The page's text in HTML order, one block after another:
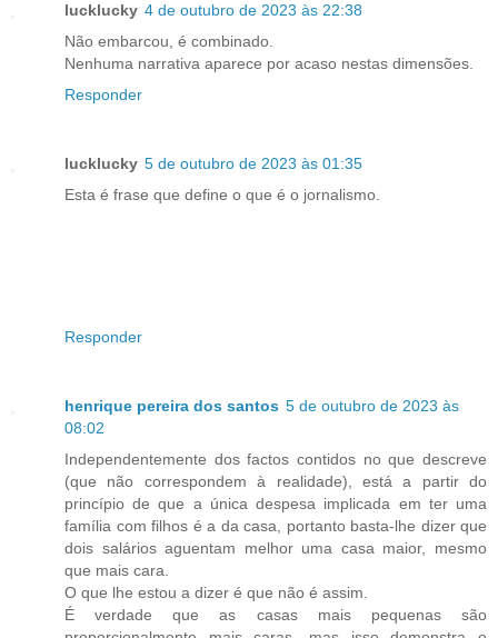
lucklucky 4 de outubro de 2023 às 22:38
Não embarcou, é combinado.
Nenhuma narrativa aparece por acaso nestas dimensões.
Responder
lucklucky 5 de outubro de 2023 às 01:35
Esta é frase que define o que é o jornalismo.
Responder
henrique pereira dos santos 5 de outubro de 2023 às
08:02
Independentemente dos factos contidos no que descreve
(que não correspondem à realidade), está a partir do
princípio de que a única despesa implicada em ter uma
família com filhos é a da casa, portanto basta-lhe dizer que
dois salários aguentam melhor uma casa maior, mesmo
que mais cara.
O que lhe estou a dizer é que não é assim.
É verdade que as casas mais pequenas são